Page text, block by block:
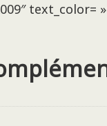
text_color=